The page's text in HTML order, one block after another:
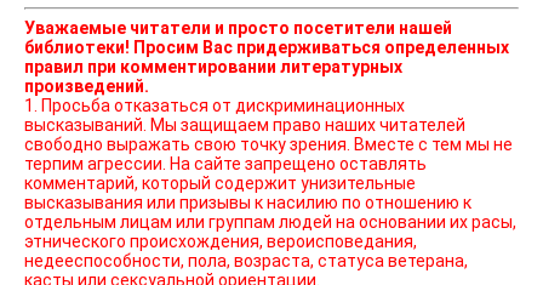
Уважаемые читатели и просто посетители нашей
библиотеки! Просим Вас придерживаться определенных
правил при комментировании литературных
произведений.
1. Просьба отказаться от дискриминационных
высказываний. Мы защищаем право наших читателей
свободно выражать свою точку зрения. Вместе с тем мы не
терпим агрессии. На сайте запрещено оставлять
комментарий, который содержит унизительные
высказывания или призывы к насилию по отношению к
отдельным лицам или группам людей на основании их расы,
этнического происхождения, вероисповедания,
недееспособности, пола, возраста, статуса ветерана,
касты или сексуальной ориентации.